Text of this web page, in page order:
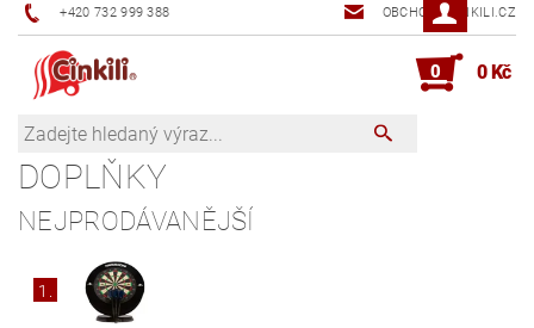
+420 732 999 388 OBCHOD@CINKILI.CZ
0 0 Kč
DOPLŇKY
NEJPRODÁVANĚJŠÍ
1.